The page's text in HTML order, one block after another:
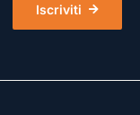
Iscriviti